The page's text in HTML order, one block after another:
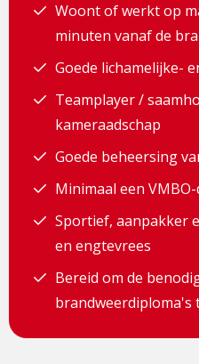
Woont of werkt op
minuten vanaf de
Goede lichamelijke-
Teamplayer /
kameraadschap
Goede beheersing
Minimaal een
Sportief, aanpakker
en engtevrees
Bereid om de
brandweerdiploma's